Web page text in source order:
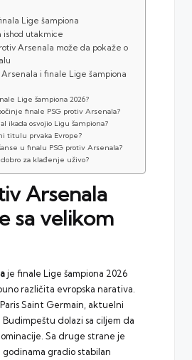
Lige šampiona
ishod utakmice
Arsenala može da pokaže o
Arsenala i finale Lige šampiona
Lige šampiona 2026?
finale PSG protiv Arsenala?
ikada osvojio Ligu šampiona?
titulu prvaka Evrope?
u finalu PSG protiv Arsenala?
za klađenje uživo?
Arsenala
sa velikom
je finale Lige šampiona 2026
različita evropska narativa.
Saint Germain, aktuelni
dolazi sa ciljem da
Sa druge strane je
godinama gradio stabilan